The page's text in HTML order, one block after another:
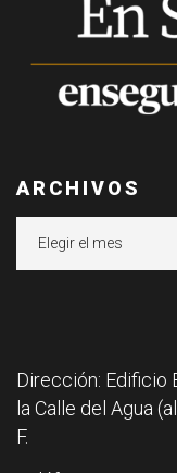
ARCHIVOS
Dirección: Edificio
la Calle del Agua
F.